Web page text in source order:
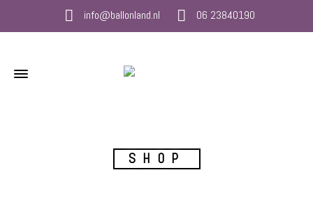
info@ballonland.nl 06 23840190
SHOP